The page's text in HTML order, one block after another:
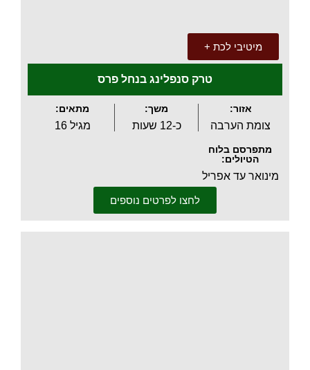
מיטיבי לכת +
טרק סנפלינג בנחל פרס
אזור:
צומת הערבה
משך:
כ-12 שעות
מתאים:
מגיל 16
מתפרסם בלוח
הטיולים:
מינואר עד אפריל
לחצו לפרטים נוספים